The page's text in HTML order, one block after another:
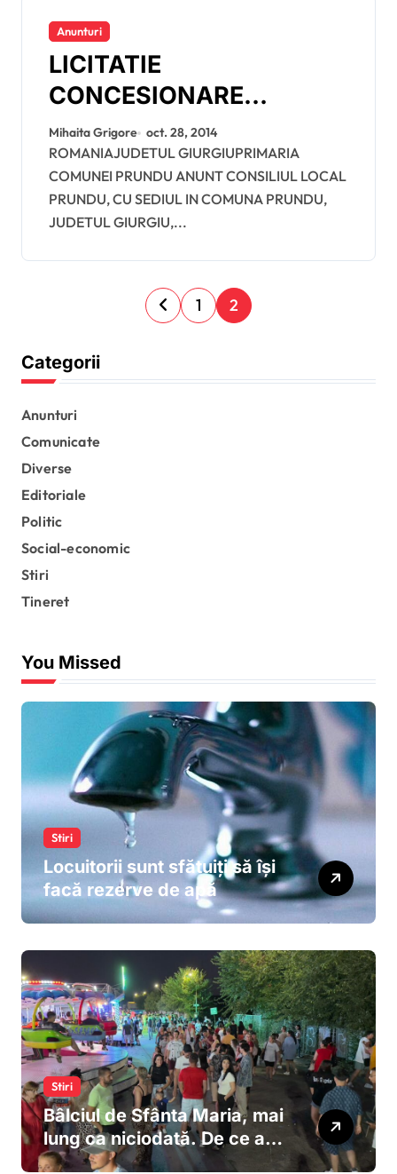
Anunturi
LICITATIE
CONCESIONARE
SERVICIUL DE
INTRETINERE SPATII
VERZI
Mihaita Grigore oct. 28, 2014
ROMANIAJUDETUL GIURGIUPRIMARIA
COMUNEI PRUNDU ANUNT CONSILIUL LOCAL
PRUNDU, CU SEDIUL IN COMUNA PRUNDU,
JUDETUL GIURGIU,...
P
a
i
c
o
l
1 2
Categorii
Anunturi
Comunicate
Diverse
Editoriale
Politic
Social-economic
Stiri
Tineret
You Missed
Stiri
Locuitorii sunt sfătuiți să își
facă rezerve de apă
Stiri
Bâlciul de Sfânta Maria, mai
lung ca niciodată. De ce au
decis autoritățile ca